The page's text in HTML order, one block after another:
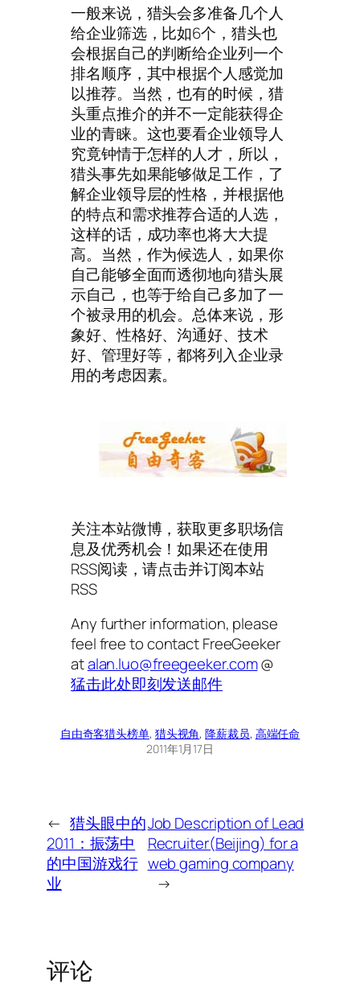
一般来说，猎头会多准备几个人
给企业筛选，比如6个，猎头也
会根据自己的判断给企业列一个
排名顺序，其中根据个人感觉加
以推荐。当然，也有的时候，猎
头重点推介的并不一定能获得企
业的青睐。这也要看企业领导人
究竟钟情于怎样的人才，所以，
猎头事先如果能够做足工作，了
解企业领导层的性格，并根据他
的特点和需求推荐合适的人选，
这样的话，成功率也将大大提
高。当然，作为候选人，如果你
自己能够全面而透彻地向猎头展
示自己，也等于给自己多加了一
个被录用的机会。总体来说，形
象好、性格好、沟通好、技术
好、管理好等，都将列入企业录
用的考虑因素。
关注本站微博，获取更多职场信
息及优秀机会！如果还在使用
RSS阅读，请点击并订阅本站
RSS
Any further information, please
feel free to contact FreeGeeker
atalan.luo@freegeeker.com@
猛击此处即刻发送邮件
自由奇客猎头榜单, 猎头视角, 降薪裁员, 高端任命
2011年1月17日
← 猎头眼中的
2011：振荡中
的中国游戏行
业
Job Description of Lead
Recruiter(Beijing) for a
web gaming company
→
评论